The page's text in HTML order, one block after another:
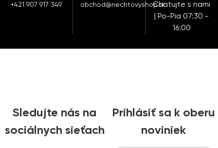
+421 907 917 349 obchod@nechtovyshop.skChatujte s nami
| Po-Pia 07:30 -
16:00
Sledujte nás na
sociálnych sieťach
Prihlásiť sa k oberu
noviniek